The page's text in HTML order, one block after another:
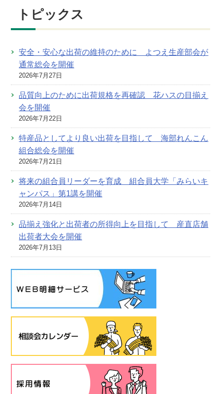
トピックス
安全・安心な出荷の維持のために よつえ生産部会が
通常総会を開催
2026年7月27日
品質向上のために出荷規格を再確認 花ハスの目揃え
会を開催
2026年7月22日
特産品としてより良い出荷を目指して 海部れんこん
組合総会を開催
2026年7月21日
将来の組合員リーダーを育成 組合員大学「みらいキ
ャンパス」第1講を開催
2026年7月14日
品揃え強化と出荷者の所得向上を目指して 産直店舗
出荷者大会を開催
2026年7月13日